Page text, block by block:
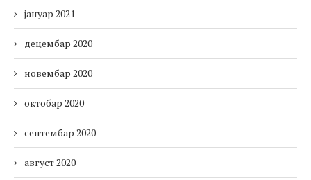
јануар 2021
децембар 2020
новембар 2020
октобар 2020
септембар 2020
август 2020